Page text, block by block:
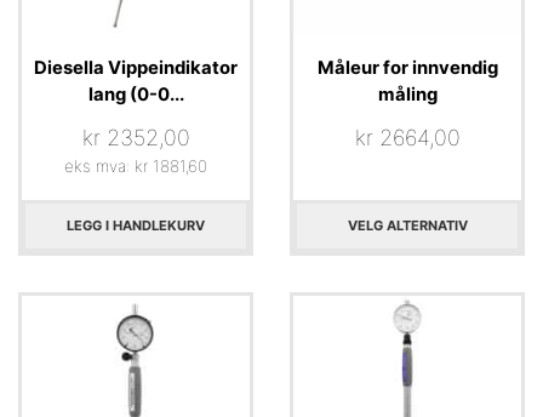
Diesella Vippeindikator
lang (0-0...
kr2352,00
eks mva: kr 1881,60
LEGG I HANDLEKURV
Måleur for innvendig
måling
kr2664,00
VELG ALTERNATIV